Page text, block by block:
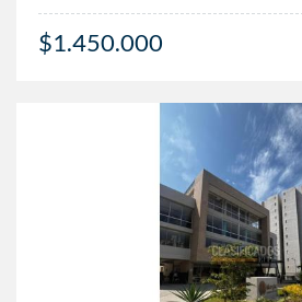
$1.450.000